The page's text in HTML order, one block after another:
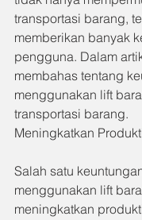
transportasi barang,
memberikan banyak
pengguna. Dalam
membahas tentang
menggunakan lift
transportasi barang.
Meningkatkan
Salah satu
menggunakan lift
meningkatkan